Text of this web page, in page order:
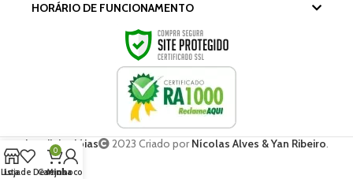
HORÁRIO DE FUNCIONAMENTO
Landinho Jóias 2023 Criado porNícolas Alves & Yan Ribeiro.
Loja
Lista de Desejos
0
Carrinho
Minha conta